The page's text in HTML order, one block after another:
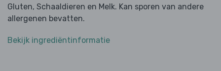
Gluten, Schaaldieren en Melk. Kan sporen van andere
allergenen bevatten.
Bekijk ingrediëntinformatie